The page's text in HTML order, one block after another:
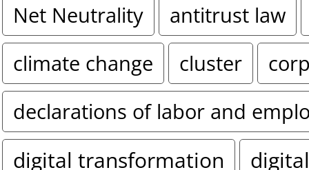
Net Neutrality
antitrust law
climate change
cluster
declarations of labor and
digital transformation